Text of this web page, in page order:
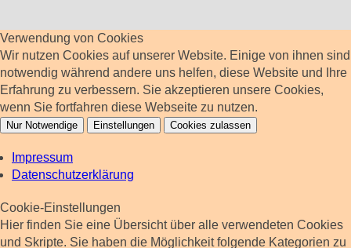
Verwendung von Cookies
Wir nutzen Cookies auf unserer Website. Einige von ihnen sind
notwendig während andere uns helfen, diese Website und Ihre
Erfahrung zu verbessern. Sie akzeptieren unsere Cookies,
wenn Sie fortfahren diese Webseite zu nutzen.
Nur Notwendige Einstellungen Cookies zulassen
Impressum
Datenschutzerklärung
Cookie-Einstellungen
Hier finden Sie eine Übersicht über alle verwendeten Cookies
und Skripte. Sie haben die Möglichkeit folgende Kategorien zu